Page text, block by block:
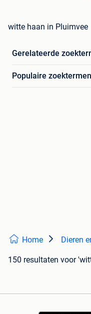
witte haan in Pluimvee
Gerelateerde
Populaire zoektermen
Home Dieren
150 resultaten voor